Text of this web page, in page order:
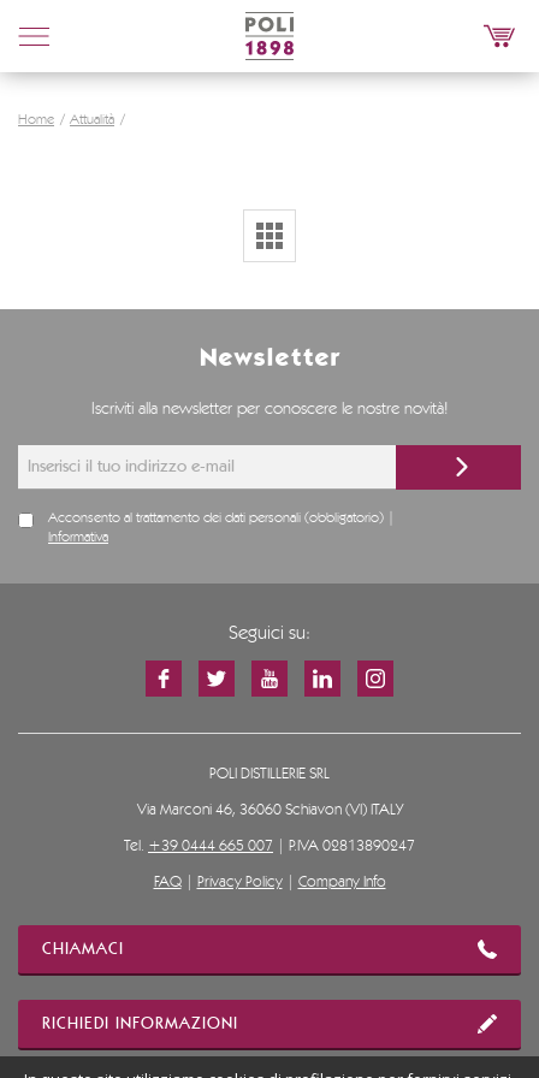
Poli
Distillerie
Home Attualità
Newsletter
Iscriviti alla newsletter per conoscere le nostre novità!
Acconsento al trattamento dei dati personali (obbligatorio) |
Informativa
Seguici su:
POLI DISTILLERIE SRL
Via Marconi 46, 36060 Schiavon (VI) ITALY
Tel. +39 0444 665 007 | P.IVA 02813890247
FAQ| Privacy Policy| Company Info
CHIAMACI
RICHIEDI INFORMAZIONI